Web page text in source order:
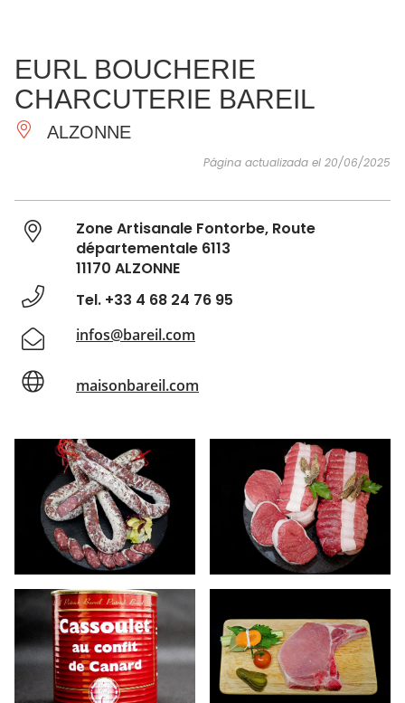
IMPRESCINDIBLES
HACER
INSPIRACIONES
EURL BOUCHERIE
CHARCUTERIE BAREIL
ALZONNE
Página actualizada el 20/06/2025
Zone Artisanale Fontorbe, Route
départementale 6113
11170 ALZONNE
Tel. +33 4 68 24 76 95
infos@bareil.com
maisonbareil.com